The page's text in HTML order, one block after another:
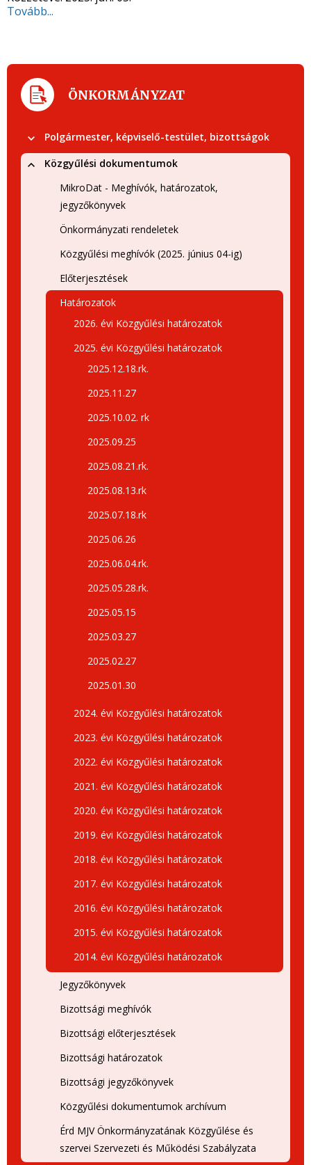
Tovább...
ÖNKORMÁNYZAT
Polgármester, képviselő-testület, bizottságok
Közgyűlési dokumentumok
MikroDat - Meghívók, határozatok,
jegyzőkönyvek
Önkormányzati rendeletek
Közgyűlési meghívók (2025. június 04-ig)
Előterjesztések
Határozatok
2026. évi Közgyűlési határozatok
2025. évi Közgyűlési határozatok
2025.12.18.rk.
2025.11.27
2025.10.02. rk
2025.09.25
2025.08.21.rk.
2025.08.13.rk
2025.07.18.rk
2025.06.26
2025.06.04.rk.
2025.05.28.rk.
2025.05.15
2025.03.27
2025.02.27
2025.01.30
2024. évi Közgyűlési határozatok
2023. évi Közgyűlési határozatok
2022. évi Közgyűlési határozatok
2021. évi Közgyűlési határozatok
2020. évi Közgyűlési határozatok
2019. évi Közgyűlési határozatok
2018. évi Közgyűlési határozatok
2017. évi Közgyűlési határozatok
2016. évi Közgyűlési határozatok
2015. évi Közgyűlési határozatok
2014. évi Közgyűlési határozatok
Jegyzőkönyvek
Bizottsági meghívók
Bizottsági előterjesztések
Bizottsági határozatok
Bizottsági jegyzőkönyvek
Közgyűlési dokumentumok archívum
Érd MJV Önkormányzatának Közgyűlése és
szervei Szervezeti és Működési Szabályzata